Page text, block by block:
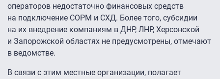
операторов недостаточно финансовых средств
на подключение СОРМ и СХД. Более того, субсидии
на их внедрение компаниям в ДНР, ЛНР, Херсонской
и Запорожской областях не предусмотрены, отмечают
в ведомстве.
В связи с этим местные организации, полагает